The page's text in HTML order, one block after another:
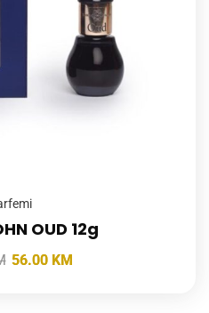
OUD 12g
56.00 KM